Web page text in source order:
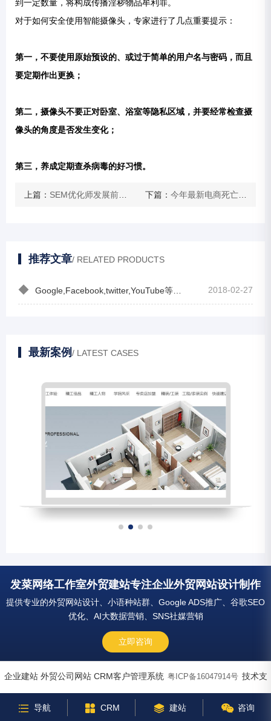
到一定数量，将构成传播淫秽物品牟利罪。
对于如何安全使用智能摄像头，专家进行了几点重要提示：
第一，不要使用原始预设的、或过于简单的用户名与密码，而且
要定期作出更换；
第二，摄像头不要正对卧室、浴室等隐私区域，并要经常检查摄
像头的角度是否发生变化；
第三，养成定期查杀病毒的好习惯。
上篇： SEM优化师发展前景怎么样？适合女生吗？ 下篇： 今年最新电商死亡名单公布
推荐文章/ RELATED PRODUCTS
◆ Google,Facebook,twitter,YouTube等改hosts翻墙或VPN方法都 2018-02-27
最新案例/ LATEST CASES
发菜网络工作室外贸建站专注企业外贸网站设计制作
提供专业的外贸网站设计、小语种站群、Google ADS推广、谷歌SEO
优化、AI大数据营销、SNS社媒营销
立即咨询
企业建站 外贸公司网站 CRM客户管理系统 粤ICP备16047914号 技术支
持： 文章标签 SiteMap.xml
导航 CRM 建站 咨询